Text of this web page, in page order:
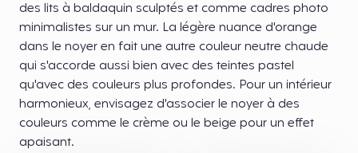
des lits à baldaquin sculptés et comme cadres photo
minimalistes sur un mur. La légère nuance d'orange
dans le noyer en fait une autre couleur neutre chaude
qui s'accorde aussi bien avec des teintes pastel
qu'avec des couleurs plus profondes. Pour un intérieur
harmonieux, envisagez d'associer le noyer à des
couleurs comme le crème ou le beige pour un effet
apaisant.